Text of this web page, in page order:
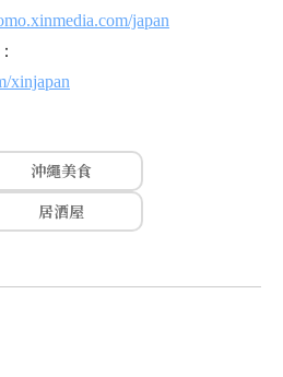
japan
xinjapan
沖繩美食
居酒屋